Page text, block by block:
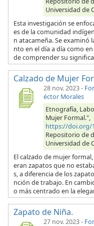
Universidad de
Esta investigación se
es de la comunidad
n atacameña. Se examinó
nto en el día a día como
de comprender su
Calzado de Mujer
28 nov. 2023-
éctor Morales
Etnografía,
Mujer Formal.",
https://doi.org/
Repositorio de
Universidad de
El calzado de mujer
eran zapatos que no
s, a diferencia de los
nción de trabajo. En
o más centrado en la
Zapato de Niña.
27 nov. 2023-